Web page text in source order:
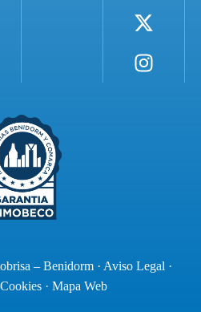
– Benidorm · Aviso Legal ·
Cookies · Mapa Web